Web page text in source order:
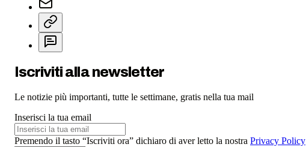
Iscriviti alla newsletter
Le notizie più importanti, tutte le settimane, gratis nella tua mail
Inserisci la tua email
Premendo il tasto “Iscriviti ora” dichiaro di aver letto la nostra Privacy Policy